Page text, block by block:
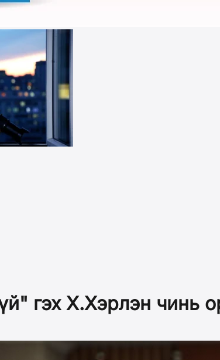
гэх Х.Хэрлэн чинь